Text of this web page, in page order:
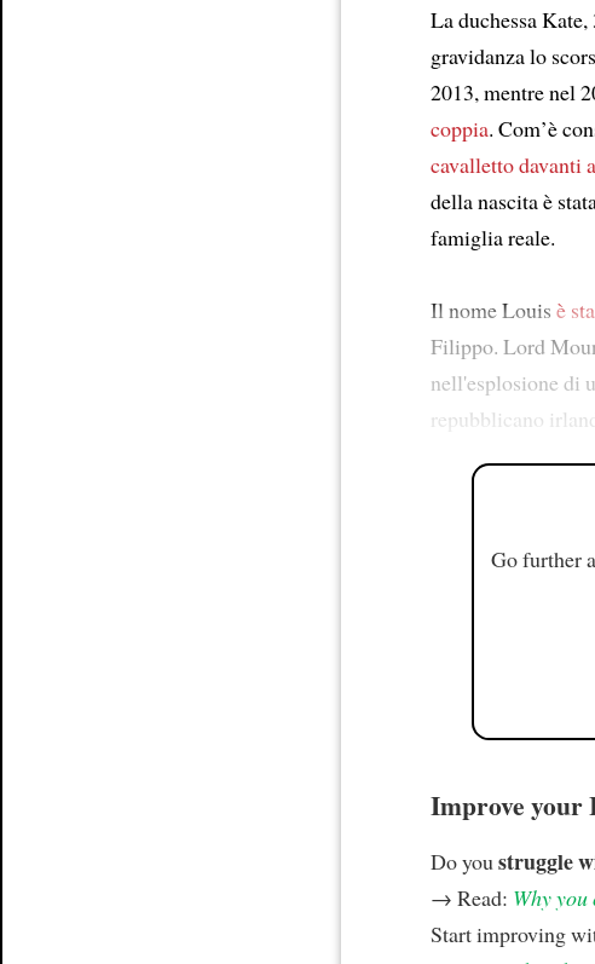
La duchessa
gravidanza lo
2013, mentre nel
coppia. Com’è
cavalletto davanti a
della nascita è
famiglia reale.
Il nome Louis è
Filippo. Lord
nell'esplosione di
repubblicano
Go further
Improve your
Do youstruggle
→ Read: Why
Start improving